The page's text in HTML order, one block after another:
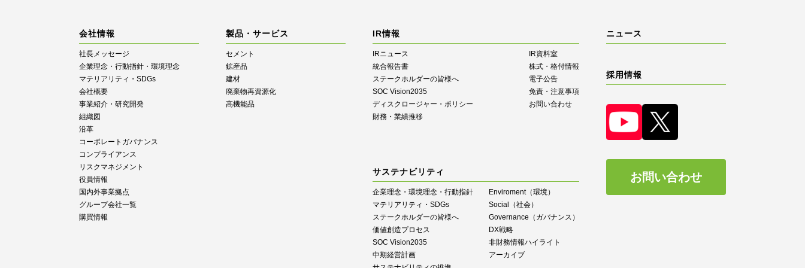
会社情報
社長メッセージ
企業理念・行動指針・環境理念
マテリアリティ・SDGs
会社概要
事業紹介・研究開発
組織図
沿革
コーポレートガバナンス
コンプライアンス
リスクマネジメント
役員情報
国内外事業拠点
グループ会社一覧
購買情報
製品・サービス
セメント
鉱産品
建材
廃棄物再資源化
高機能品
IR情報
IRニュース
統合報告書
ステークホルダーの皆様へ
SOC Vision2035
ディスクロージャー・ポリシー
財務・業績推移
IR資料室
株式・格付情報
電子公告
免責・注意事項
お問い合わせ
サステナビリティ
企業理念・環境理念・行動指針
マテリアリティ・SDGs
ステークホルダーの皆様へ
価値創造プロセス
SOC Vision2035
中期経営計画
Enviroment（環境）
Social（社会）
Governance（ガバナンス）
DX戦略
⾮財務情報ハイライト
アーカイブ
ニュース
採用情報
お問い合わせ